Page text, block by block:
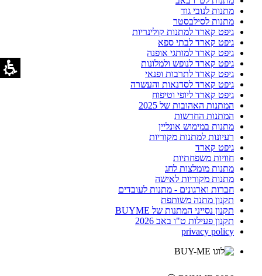
מתנות לנובי גוד
מתנות לסילבסטר
גיפט קארד למתנות קולינריות
גיפט קארד לבתי ספא
גיפט קארד למותגי אופנה
גיפט קארד לנופש ולמלונות
גיפט קארד לתרבות ופנאי
גיפט קארד לסדנאות והעשרה
גיפט קארד ליופי וטיפוח
המתנות האהובות של 2025
המתנות החדשות
מתנות במימוש אונליין
רעיונות למתנות מקוריות
גיפט קארד
חוויות משפחתיות
מתנות מומלצות לחג
מתנות מקוריות לאישה
חברות וארגונים - מתנות לעובדים
תקנון מתנה משותפת
תקנון נסייני המתנות של BUYME
תקנון פעילות ט"ו באב 2026
privacy policy